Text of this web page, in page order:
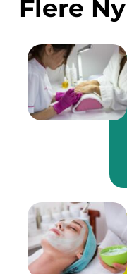
Flere